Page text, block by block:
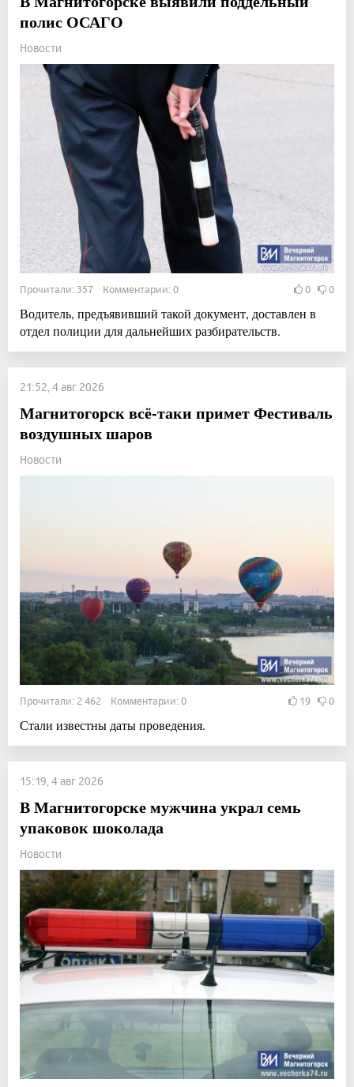
полис ОСАГО
Новости
Прочитали: 357 Комментарии: 0 0 0
Водитель, предъявивший такой документ, доставлен в
отдел полиции для дальнейших разбирательств.
21:52, 4 авг 2026
Магнитогорск всё-таки примет Фестиваль
воздушных шаров
Новости
Прочитали: 2 462 Комментарии: 0 19 0
Стали известны даты проведения.
15:19, 4 авг 2026
В Магнитогорске мужчина украл семь
упаковок шоколада
Новости